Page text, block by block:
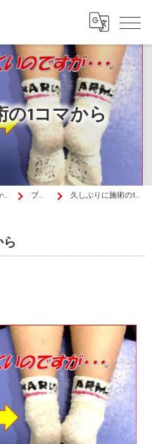
1コマから
高松市のカイロプラクティックはか・から～ず施術院 ブログ 久しぶりに施術の1コマから